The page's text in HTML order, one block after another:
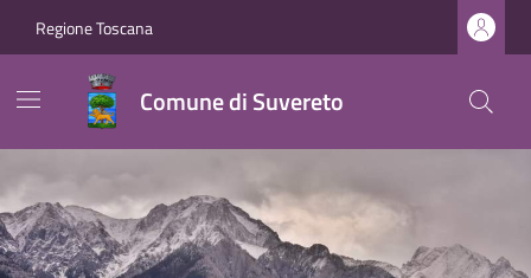
Regione Toscana
Comune di Suvereto